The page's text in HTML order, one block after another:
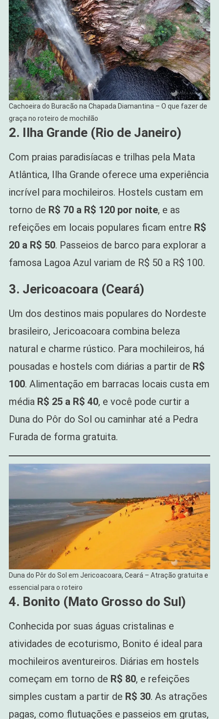
Cachoeira do Buracão na Chapada Diamantina – O que fazer de
graça no roteiro de mochilão
2. Ilha Grande (Rio de Janeiro)
Com praias paradisíacas e trilhas pela Mata
Atlântica, Ilha Grande oferece uma experiência
incrível para mochileiros. Hostels custam em
torno de R$ 70 a R$ 120 por noite, e as
refeições em locais populares ficam entre R$
20 a R$ 50. Passeios de barco para explorar a
famosa Lagoa Azul variam de R$ 50 a R$ 100.
3. Jericoacoara (Ceará)
Um dos destinos mais populares do Nordeste
brasileiro, Jericoacoara combina beleza
natural e charme rústico. Para mochileiros, há
pousadas e hostels com diárias a partir de R$
100. Alimentação em barracas locais custa em
média R$ 25 a R$ 40, e você pode curtir a
Duna do Pôr do Sol ou caminhar até a Pedra
Furada de forma gratuita.
Duna do Pôr do Sol em Jericoacoara, Ceará – Atração gratuita e
essencial para o roteiro
4. Bonito (Mato Grosso do Sul)
Conhecida por suas águas cristalinas e
atividades de ecoturismo, Bonito é ideal para
mochileiros aventureiros. Diárias em hostels
começam em torno de R$ 80, e refeições
simples custam a partir de R$ 30. As atrações
pagas, como flutuações e passeios em grutas,